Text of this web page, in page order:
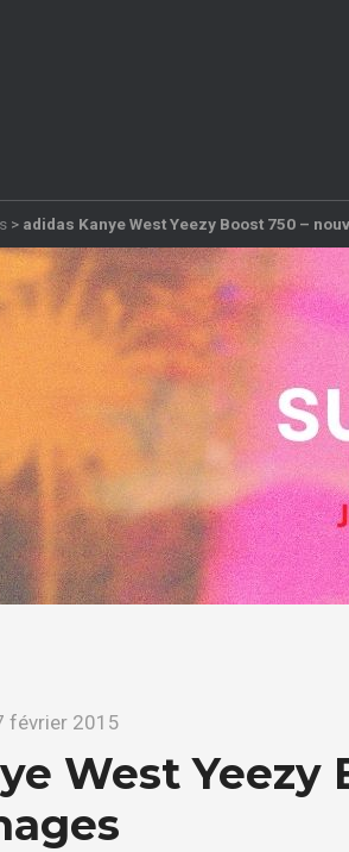
> adidas Kanye West Yeezy Boost 750 –
février 2015
West Yeezy